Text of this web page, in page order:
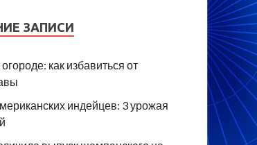
ЗАПИСИ
как избавиться от
индейцев: 3 урожая